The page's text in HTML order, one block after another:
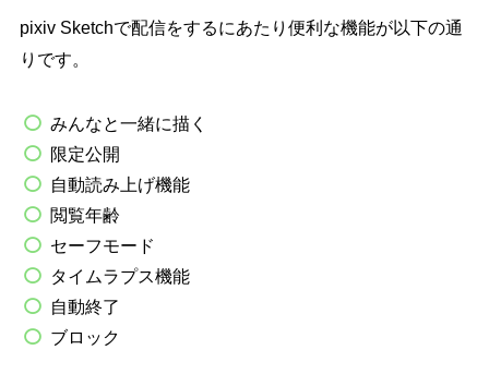
pixiv Sketchで配信をするにあたり便利な機能が以下の通
りです。
みんなと一緒に描く
限定公開
自動読み上げ機能
閲覧年齢
セーフモード
タイムラプス機能
自動終了
ブロック